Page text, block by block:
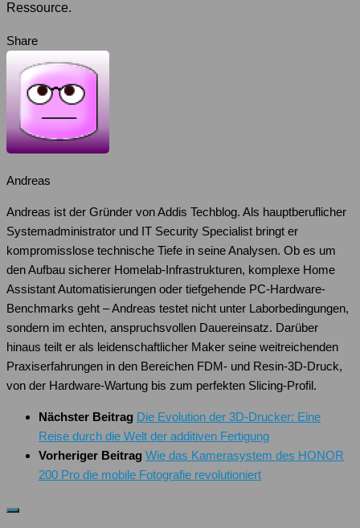
Ressource.
Share
Andreas
Andreas ist der Gründer von Addis Techblog. Als hauptberuflicher
Systemadministrator und IT Security Specialist bringt er
kompromisslose technische Tiefe in seine Analysen. Ob es um
den Aufbau sicherer Homelab-Infrastrukturen, komplexe Home
Assistant Automatisierungen oder tiefgehende PC-Hardware-
Benchmarks geht – Andreas testet nicht unter Laborbedingungen,
sondern im echten, anspruchsvollen Dauereinsatz. Darüber
hinaus teilt er als leidenschaftlicher Maker seine weitreichenden
Praxiserfahrungen in den Bereichen FDM- und Resin-3D-Druck,
von der Hardware-Wartung bis zum perfekten Slicing-Profil.
Nächster Beitrag Die Evolution der 3D-Drucker: Eine
Reise durch die Welt der additiven Fertigung
Vorheriger Beitrag Wie das Kamerasystem des HONOR
200 Pro die mobile Fotografie revolutioniert